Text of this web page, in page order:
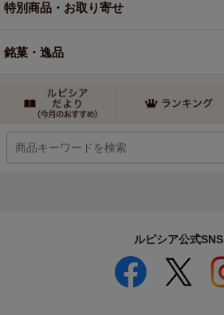
特別商品・お取り寄せ
銘菓・逸品
ルピシア公式SNS